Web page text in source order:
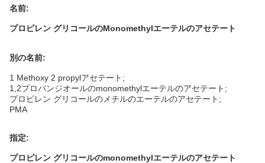
名前:
プロピレン グリコールのMonomethylエーテルのアセテート
別の名前:
1 Methoxy 2 propylアセテート;
1,2プロパンジオールのmonomethylエーテルのアセテート;
プロピレン グリコールのメチルのエーテルのアセテート;
PMA
指定:
プロピレン グリコールのmonomethylエーテルのアセテート